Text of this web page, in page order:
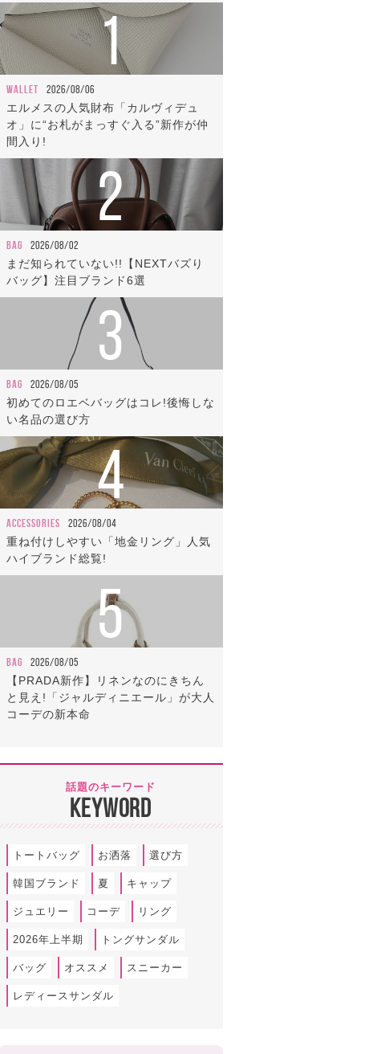
1
WALLET 2026/08/06
エルメスの人気財布「カルヴィデュ
オ」に“お札がまっすぐ入る”新作が仲
間入り!
2
BAG 2026/08/02
まだ知られていない!!【NEXTバズり
バッグ】注目ブランド6選
3
BAG 2026/08/05
初めてのロエベバッグはコレ!後悔しな
い名品の選び方
4
ACCESSORIES 2026/08/04
重ね付けしやすい「地金リング」人気
ハイブランド総覧!
5
BAG 2026/08/05
【PRADA新作】リネンなのにきちん
と見え!「ジャルディニエール」が大人
コーデの新本命
話題のキーワード
KEYWORD
トートバッグ お洒落 選び方
韓国ブランド 夏 キャップ
ジュエリー コーデ リング
2026年上半期 トングサンダル
バッグ オススメ スニーカー
レディースサンダル